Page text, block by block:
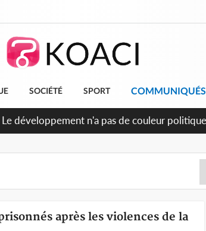
SOCIÉTÉ SPORT COMMUNIQUÉS
combattants issus de groupes armés
après les violences de la